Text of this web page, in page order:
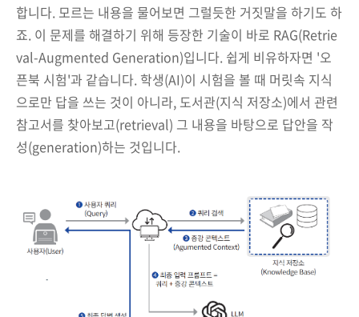
합니다. 모르는 내용을 물어보면 그럴듯한 거짓말을 하기도 하
죠. 이 문제를 해결하기 위해 등장한 기술이 바로 RAG(Retrie
val-Augmented Generation)입니다. 쉽게 비유하자면 '오
픈북 시험'과 같습니다. 학생(AI)이 시험을 볼 때 머릿속 지식
으로만 답을 쓰는 것이 아니라, 도서관(지식 저장소)에서 관련
참고서를 찾아보고(retrieval) 그 내용을 바탕으로 답안을 작
성(generation)하는 것입니다.